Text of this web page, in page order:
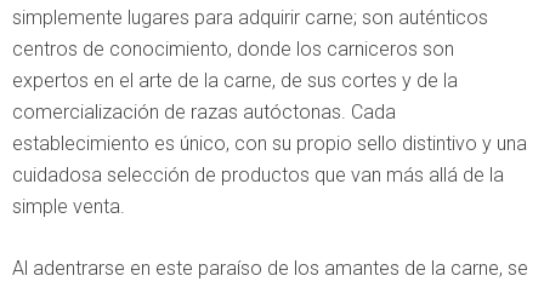
simplemente lugares para adquirir carne; son auténticos
centros de conocimiento, donde los carniceros son
expertos en el arte de la carne, de sus cortes y de la
comercialización de razas autóctonas. Cada
establecimiento es único, con su propio sello distintivo y una
cuidadosa selección de productos que van más allá de la
simple venta.
Al adentrarse en este paraíso de los amantes de la carne, se